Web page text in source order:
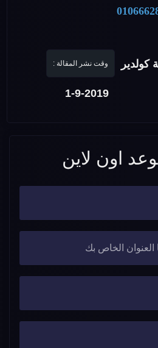
كولدير وقت نشر المقالة :
1-9-2019
اون لاين